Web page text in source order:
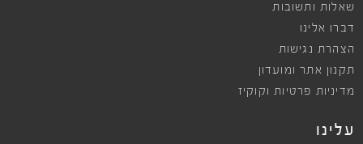
שאלות ותשובות
דברו אלינו
הצהרת נגישות
תקנון אתר ומועדון
מדיניות פרטיות וקוקיז
עלינו